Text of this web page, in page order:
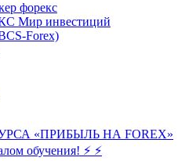
форекс
Мир инвестиций
Forex)
«ПРИБЫЛЬ НА FOREX»
обучения! ⚡ ⚡